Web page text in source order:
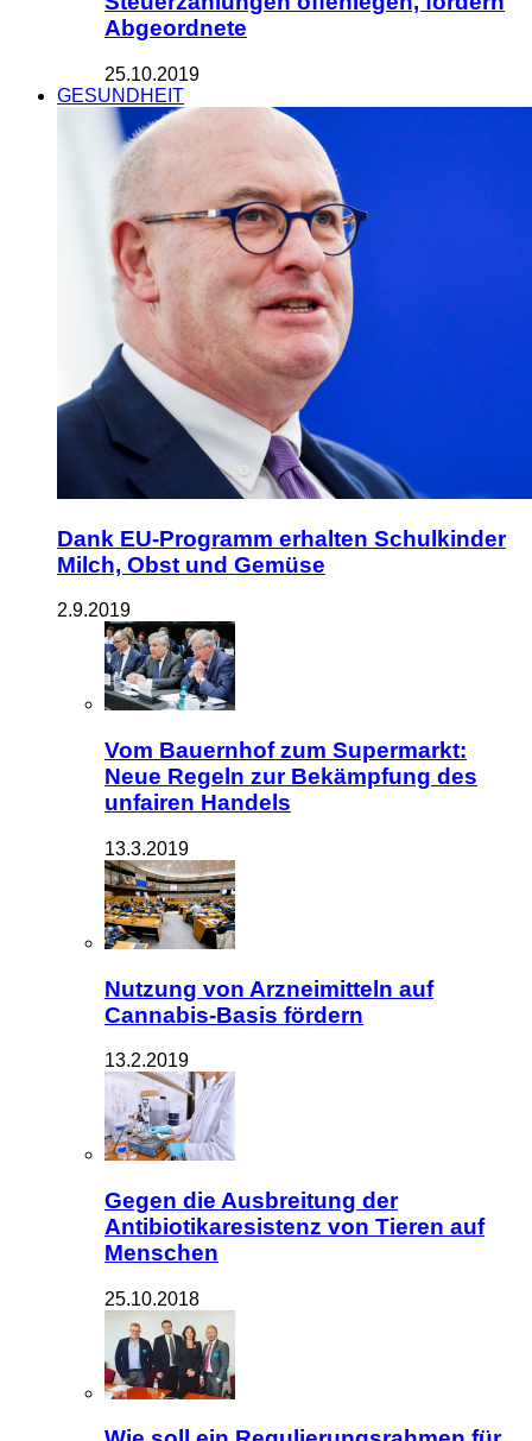
Abgeordnete
25.10.2019
GESUNDHEIT
Dank EU-Programm erhalten Schulkinder
Milch, Obst und Gemüse
2.9.2019
Vom Bauernhof zum Supermarkt:
Neue Regeln zur Bekämpfung des
unfairen Handels
13.3.2019
Nutzung von Arzneimitteln auf
Cannabis-Basis fördern
13.2.2019
Gegen die Ausbreitung der
Antibiotikaresistenz von Tieren auf
Menschen
25.10.2018